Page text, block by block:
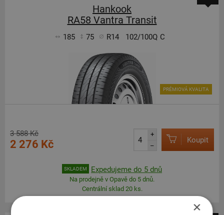
Hankook
RA58 Vantra Transit
185 75 R14 102/100Q C
PRÉMIOVÁ KVALITA
3 588 Kč
2 276 Kč
+
–
Koupit
SKLADEM Expedujeme do 5 dnů
Na prodejně v Opavě do 5 dnů.
Centrální sklad 20 ks.
×